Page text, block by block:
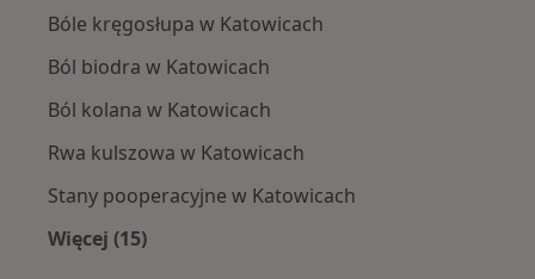
Bóle kręgosłupa w Katowicach
Ból biodra w Katowicach
Ból kolana w Katowicach
Rwa kulszowa w Katowicach
Stany pooperacyjne w Katowicach
Więcej (15)